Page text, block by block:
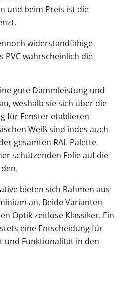
und beim Preis ist die
widerstandfähige
PVC wahrscheinlich die
gute Dämmleistung und
weshalb sie sich über die
für Fenster etablieren
Weiß sind indes auch
gesamten RAL-Palette
schützenden Folie auf die
bieten sich Rahmen aus
an. Beide Varianten
Optik zeitlose Klassiker. Ein
eine Entscheidung für
und Funktionalität in den